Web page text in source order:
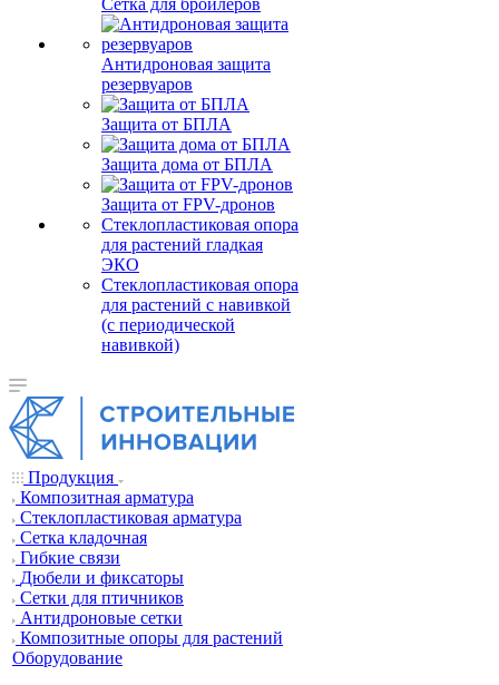
Сетка для бройлеров
Антидроновая защита
резервуаров
Защита от БПЛА
Защита дома от БПЛА
Защита от FPV-дронов
Стеклопластиковая опора
для растений гладкая
ЭКО
Стеклопластиковая опора
для растений с навивкой
(с периодической
навивкой)
Продукция
Композитная арматура
Cтеклопластиковая арматура
Сетка кладочная
Гибкие связи
Дюбели и фиксаторы
Сетки для птичников
Антидроновые сетки
Композитные опоры для растений
Оборудование